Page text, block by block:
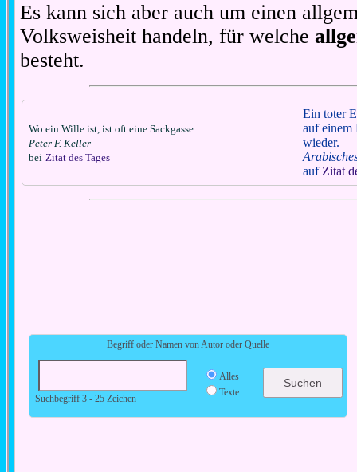
Es kann sich aber auch um einen
Volksweisheit handeln, für welche
besteht.
Wo ein Wille ist, ist oft eine Sackgasse
Peter F. Keller
bei Zitat des Tages
Ein toter
auf einem
wieder.
auf Zitat
Begriff oder Namen von Autor oder Quelle
Suchbegriff 3 - 25 Zeichen
Alles
Texte